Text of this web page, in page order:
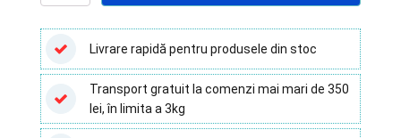
sterilizare
Etuva,
aer
cald
-
până
la
180
Livrare rapidă pentru produsele din stoc
Transport gratuit la comenzi mai mari de 350
lei, în limita a 3kg